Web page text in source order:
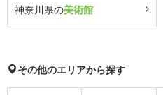
神奈川県の美術館
その他のエリアから探す